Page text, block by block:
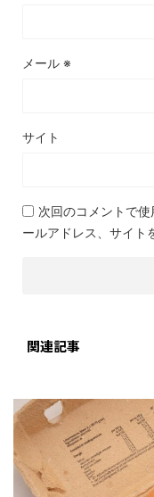
メール ※
サイト
次回のコメントで
ールアドレス、サイト
関連記事